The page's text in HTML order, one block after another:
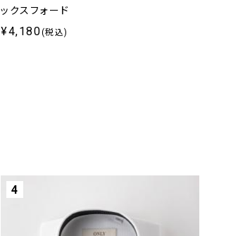
ックスフォード
¥4,180(税込)
4